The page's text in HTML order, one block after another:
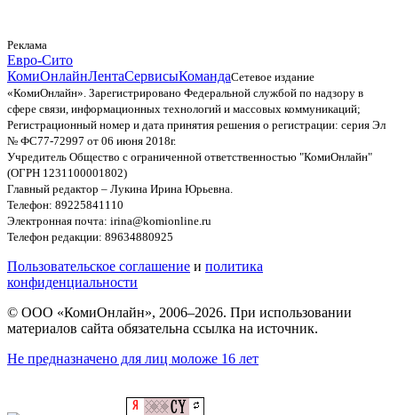
Реклама
Евро-Сито
КомиОнлайнЛентаСервисыКомандаСетевое издание
«КомиОнлайн». Зарегистрировано Федеральной службой по надзору в
сфере связи, информационных технологий и массовых коммуникаций;
Регистрационный номер и дата принятия решения о регистрации: серия Эл
№ ФС77-72997 от 06 июня 2018г.
Учредитель Общество с ограниченной ответственностью "КомиОнлайн"
(ОГРН 1231100001802)
Главный редактор – Лукина Ирина Юрьевна.
Телефон: 89225841110
Электронная почта: irina@komionline.ru
Телефон редакции: 89634880925
Пользовательское соглашение и политика
конфиденциальности
© ООО «КомиОнлайн», 2006–2026. При использовании
материалов сайта обязательна ссылка на источник.
Не предназначено для лиц моложе 16 лет